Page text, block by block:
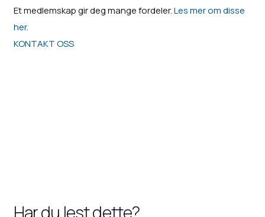
Et medlemskap gir deg mange fordeler.Les mer om disse
her.
KONTAKT OSS
Har du lest dette?